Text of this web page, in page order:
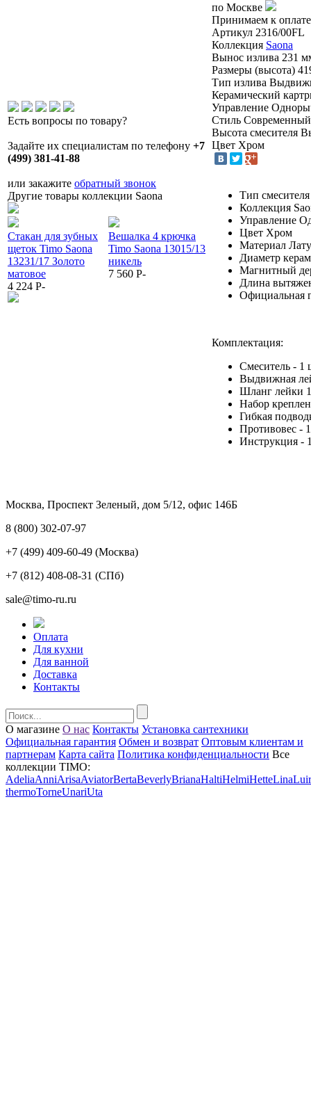
Есть вопросы по товару?
Задайте их специалистам по телефону +7
(499) 381-41-88
или закажите обратный звонок
Другие товары коллекции Saona
Стакан для зубных
щеток Timo Saona
13231/17 Золото
матовое
4 224 P-
Вешалка 4 крючка
Timo Saona 13015/13
никель
7 560 P-
Вешалка-2 крючка
Timo Saona 13014/20
золото шлифованное
4 902
P-
по Москве
Принимаем к
Артикул 2316/00FL
Коллекция Saona
Вынос излива 231
Размеры (высота)
Тип излива
Керамический
Управление
Стиль
Высота смесителя
Цвет Хром
Тип
Коллекция
Управление
Цвет Хром
Материал
Диаметр
Магнитный
Длина
Официальная
Комплектация:
Смеситель - 1
Выдвижная
Шланг лейки
Набор
Гибкая
Противовес -
Инструкция -
Москва, Проспект Зеленый, дом 5/12, офис 146Б
8 (800) 302-07-97
+7 (499) 409-60-49 (Москва)
+7 (812) 408-08-31 (СПб)
sale@timo-ru.ru
Оплата
Для кухни
Для ванной
Доставка
Контакты
О магазине О нас Контакты Установка сантехники
Официальная гарантия Обмен и возврат Оптовым клиентам и
партнерам Карта сайта Политика конфиденциальности Все
коллекции TIMO:
AdeliaAnniArisaAviatorBertaBeverlyBrianaHaltiHelmiHetteLina
thermoTorneUnariUta